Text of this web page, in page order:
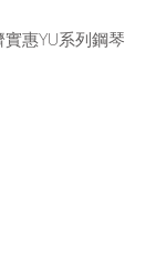
惠YU系列鋼琴